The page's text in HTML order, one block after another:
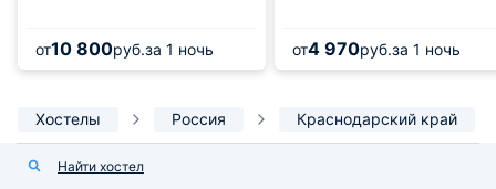
от10 800руб.за 1 ночь от4 970руб.за 1 ночь
Хостелы Россия Краснодарский край
Найти хостел